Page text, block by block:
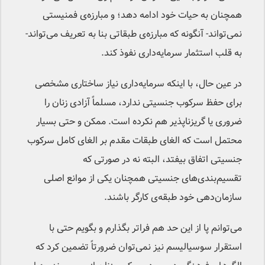
همچنان به حیات خود ادامه دهد؛ و مبارزه‌ی فمنیستی
نمی‌تواند- آنگونه که مبارزه‌ی طبقاتی بنا به تعریف می‌تواند-
به قلب استثمار سرمایه‌داری نفوذ کند.
در عین حال، با اینکه سرمایه‌داری نیاز ساختاری مشخصی
برای حفظ سرکوب جنسیتی ندارد، مسلماً آزادی زنان را
ضروری یا گریزناپذیر هم نکرده است. ممکن و حتی بسیار
محتمل است که الغای طبقات مقدم بر الغای کامل سرکوب‌
جنسیتی اتفاق بیفتد، البته نه در صورتی که
تقسیم‌بندی‌های جنسیتی همچنان یکی از موانع اصلی
سازمان‌دهی خود طبقه‌ی کارگر باشند.
می‌توانم پا از این حد هم فراتر بگذارم و بگویم حتی با
استقرار سوسیالیسم نیز نمی‌توان ضرورتاً تضمین کرد که